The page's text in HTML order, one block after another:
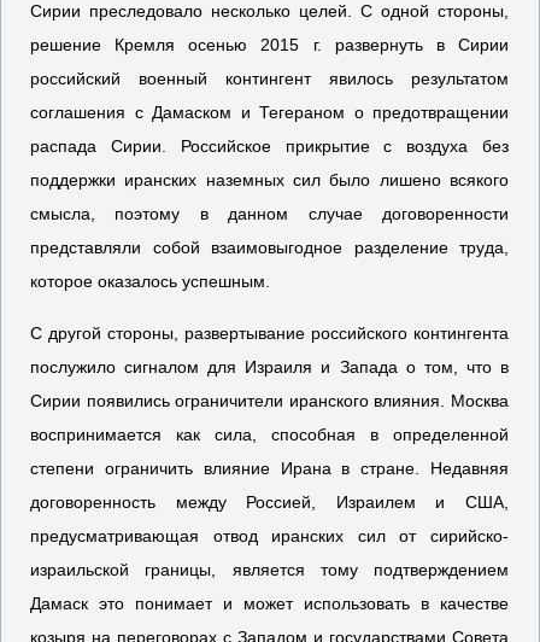
Сирии преследовало несколько целей. С одной стороны,
решение Кремля осенью 2015 г. развернуть в Сирии
российский военный контингент явилось результатом
соглашения с Дамаском и Тегераном о предотвращении
распада Сирии. Российское прикрытие с воздуха без
поддержки иранских наземных сил было лишено всякого
смысла, поэтому в данном случае договоренности
представляли собой взаимовыгодное разделение труда,
которое оказалось успешным.
С другой стороны, развертывание российского контингента
послужило сигналом для Израиля и Запада о том, что в
Сирии появились ограничители иранского влияния. Москва
воспринимается как сила, способная в определенной
степени ограничить влияние Ирана в стране. Недавняя
договоренность между Россией, Израилем и США,
предусматривающая отвод иранских сил от сирийско-
израильской границы, является тому подтверждением
Дамаск это понимает и может использовать в качестве
козыря на переговорах с Западом и государствами Совета